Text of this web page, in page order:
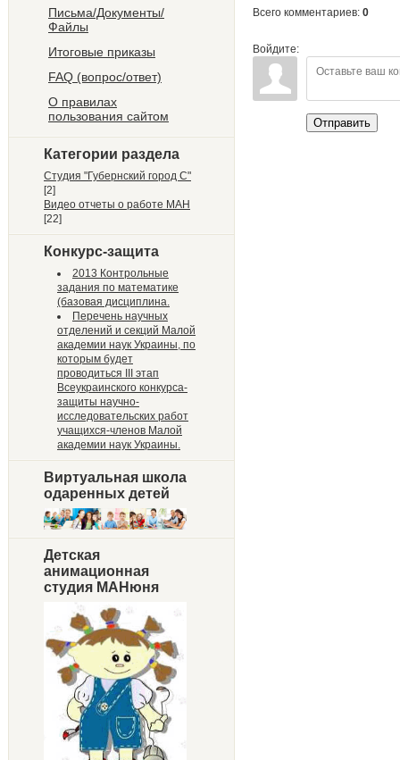
Письма/Документы/
Файлы
Итоговые приказы
FAQ (вопрос/ответ)
О правилах
пользования сайтом
Категории раздела
Студия "Губернский город С"
[2]
Видео отчеты о работе МАН
[22]
Конкурс-защита
2013 Контрольные
задания по математике
(базовая дисциплина.
Перечень научных
отделений и секций Малой
академии наук Украины, по
которым будет
проводиться III этап
Всеукраинского конкурса-
защиты научно-
исследовательских работ
учащихся-членов Малой
академии наук Украины.
Виртуальная школа
одаренных детей
Детская
анимационная
студия МАНюня
Всего комментариев: 0
Войдите:
Отправить